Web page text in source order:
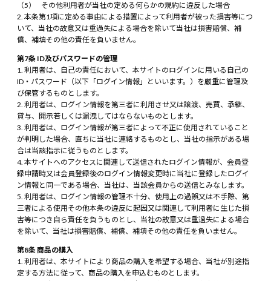
その他利用者が当社の定める何らかの規約に違反した場合
本条第1項に定める事由による措置によって利用者が被った損害等につ
いて、当社の故意又は重過失による場合を除いて当社は損害賠償、補
償、補填その他の責任を負いません。
第7条 ID及びパスワードの管理
利用者は、自己の責任において、本サイトのログインに用いる自己の
ID・パスワード（以下「ログイン情報」といいます。）を厳重に管理及
び保管するものとします。
利用者は、ログイン情報を第三者に利用させ又は譲渡、売買、承継、
貸与、開示若しくは漏洩してはならないものとします。
利用者は、ログイン情報が第三者によって不正に使用されていること
が判明した場合、直ちに当社に連絡するものとし、当社の指示がある場
合は当該指示に従うものとします。
本サイトへのアクセスに関連して送信されたログイン情報が、会員登
録申請時又は会員登録後のログイン情報変更時に当社に登録したログイ
ン情報と同一である場合、当社は、当該会員からの送信とみなします。
利用者は、ログイン情報の管理不十分、使用上の過誤又は不手際、第
三者による使用その他本条の違反に起因又は関連して利用者に生じた損
害等につき自ら責任を負うものとし、当社の故意又は重過失による場合
を除いて、当社は損害賠償、補償、補填その他の責任を負いません。
第8条 商品の購入
利用者は、本サイトにより商品の購入を希望する場合、当社が別途指
定する方法に従って、商品の購入を申込むものとします。